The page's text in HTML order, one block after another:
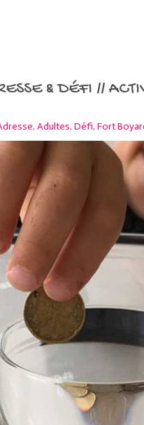
& DÉFI //
, Adultes, Défi, Fort